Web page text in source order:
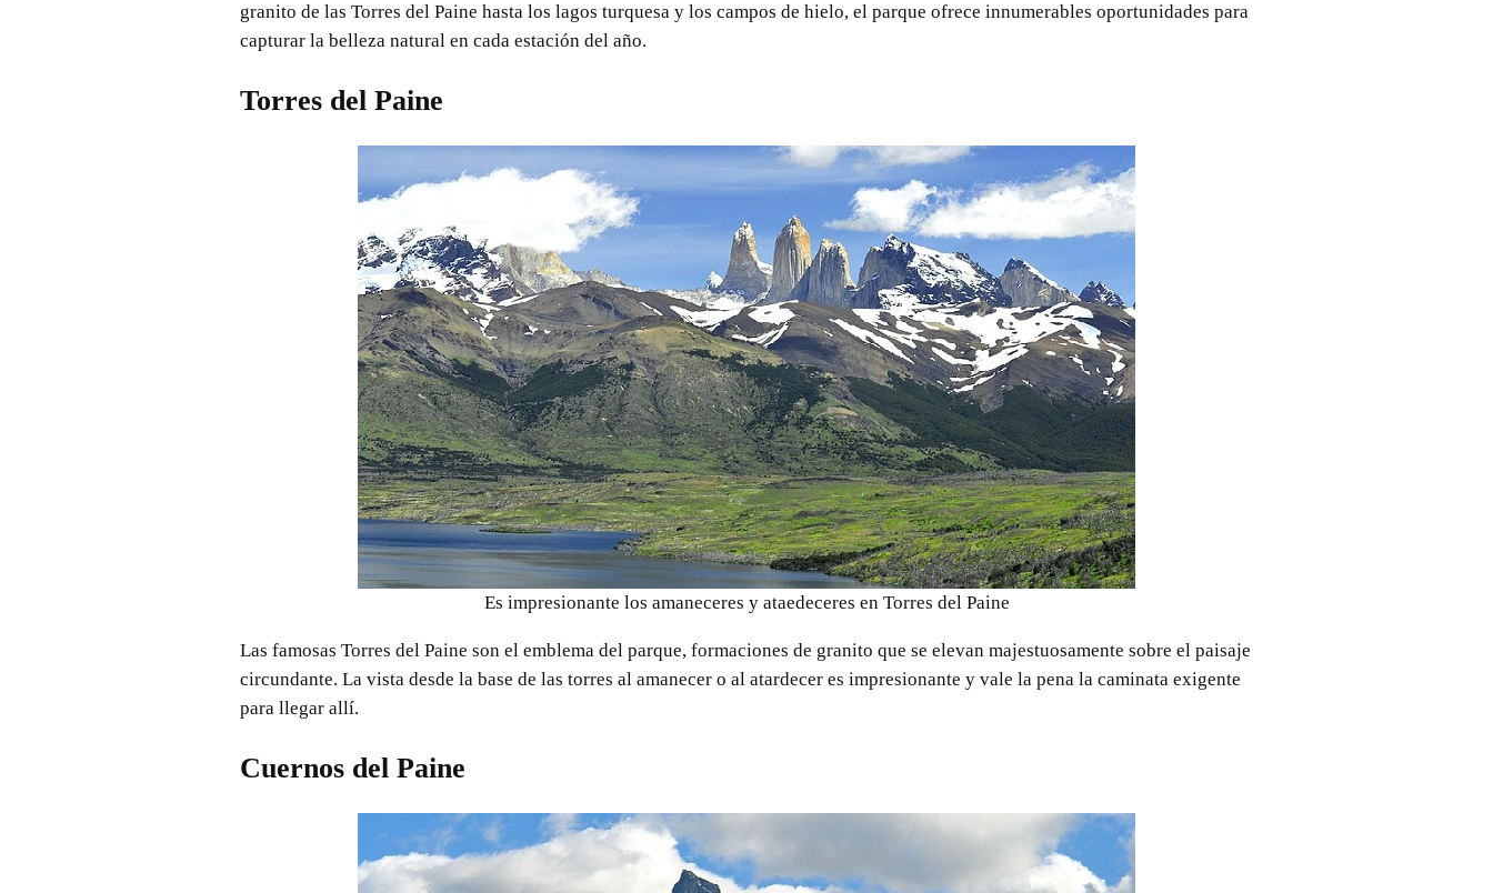
granito de las Torres del Paine hasta los lagos turquesa y los campos de hielo, el parque ofrece innumerables oportunidades para
capturar la belleza natural en cada estación del año.
Torres del Paine
Es impresionante los amaneceres y ataedeceres en Torres del Paine
Las famosas Torres del Paine son el emblema del parque, formaciones de granito que se elevan majestuosamente sobre el paisaje
circundante. La vista desde la base de las torres al amanecer o al atardecer es impresionante y vale la pena la caminata exigente
para llegar allí.
Cuernos del Paine